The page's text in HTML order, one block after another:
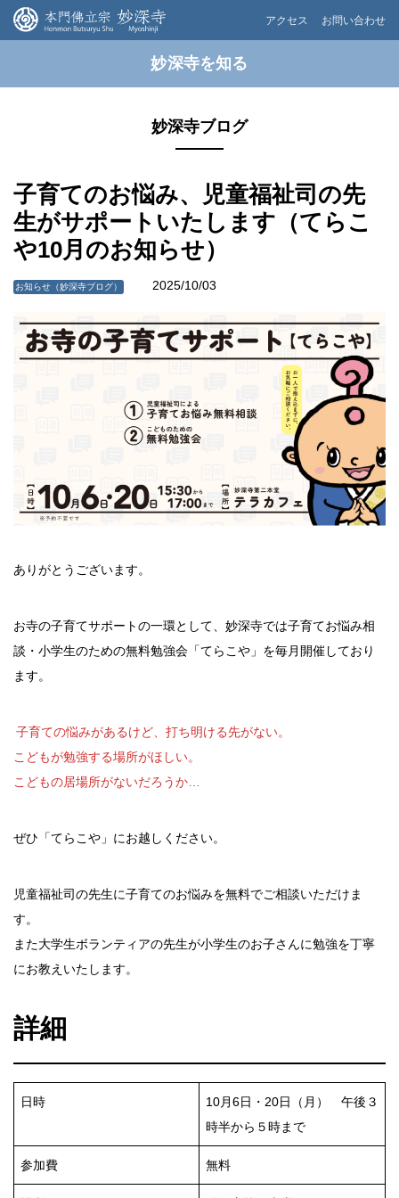
アクセス お問い合わせ
妙深寺を知る
妙深寺ブログ
子育てのお悩み、児童福祉司の先
生がサポートいたします（てらこ
や10月のお知らせ）
お知らせ（妙深寺ブログ） 2025/10/03
ありがとうございます。
お寺の子育てサポートの一環として、妙深寺では子育てお悩み相
談・小学生のための無料勉強会「てらこや」を毎月開催しており
ます。
子育ての悩みがあるけど、打ち明ける先がない。
こどもが勉強する場所がほしい。
こどもの居場所がないだろうか…
ぜひ「てらこや」にお越しください。
児童福祉司の先生に子育てのお悩みを無料でご相談いただけま
す。
また大学生ボランティアの先生が小学生のお子さんに勉強を丁寧
にお教えいたします。
詳細
日時
10月6日・20日（月） 午後３
時半から５時まで
参加費 無料